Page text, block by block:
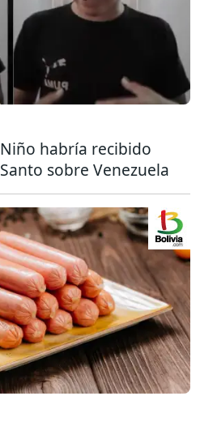
habría recibido
sobre Venezuela